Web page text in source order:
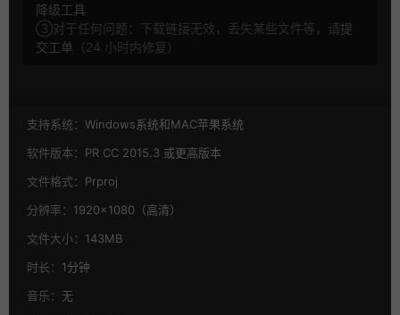
降级工具
③对于任何问题：下载链接无效，丢失某些文件等，请提
交工单 （24 小时内修复）
支持系统： Windows系统和MAC苹果系统
软件版本： PR CC 2015.3 或更高版本
文件格式： Prproj
分辨率： 1920×1080（高清）
文件大小： 143MB
时长： 1分钟
音乐： 无